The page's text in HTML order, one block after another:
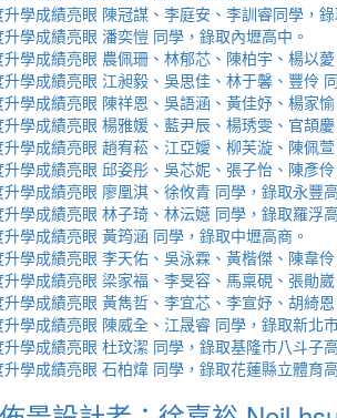
學成績亮眼 陳冠謀、李庭安、李訓睿同學，
學成績亮眼 潘奕愷 同學，錄取內壢高中。
學成績亮眼 農佩珊、林郁芯、陳柏宇、楊以
學成績亮眼 江昶毅、吳思佳、林于馨、豐伶
學成績亮眼 陳祥恩、吳語涵、黃佳妤、楊家
學成績亮眼 楊雅媛、藍尹辰、楊琇雯、官頡
學成績亮眼 趙宥菘、江亞嬡、柳芙漩、陳佩
學成績亮眼 邱姿彤、吳芯妮、張子怡、陳彥
學成績亮眼 廖凰淇、徐攸青 同學，錄取永豐
學成績亮眼 林子琦、林沄嬨 同學，錄取羅浮
學成績亮眼 黃筠涵 同學，錄取中壢高商。
學成績亮眼 李天佑、吳泳霖、黃楷傑、陳韋
學成績亮眼 梁家福、李旻容、馬稟硯、張勛
學成績亮眼 黃雋哲、李宜芯、李宣妤、胡綺
學成績亮眼 陳威全、江晟睿 同學，錄取新北
學成績亮眼 杜玟潔 同學，錄取基隆市八斗子
學成績亮眼 石柏煒 同學，錄取花蓮縣立體育